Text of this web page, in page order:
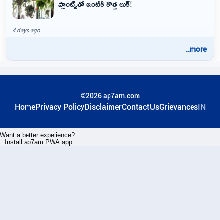
ప్లాంట్స్‌తో ఇంటికి కొత్త లుక్!
4 days ago
..more
©2026 ap7am.com
HomePrivacy PolicyDisclaimerContactUsGrievancesIN
Want a better experience?
Install ap7am PWA app